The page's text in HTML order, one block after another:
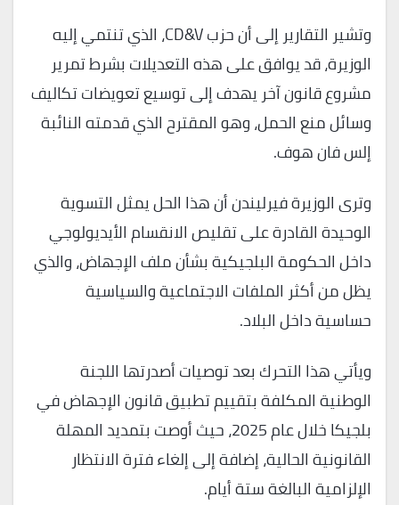
وتشير التقارير إلى أن حزب CD&V، الذي تنتمي إليه
الوزيرة، قد يوافق على هذه التعديلات بشرط تمرير
مشروع قانون آخر يهدف إلى توسيع تعويضات تكاليف
وسائل منع الحمل، وهو المقترح الذي قدمته النائبة
إلس فان هوف.
وترى الوزيرة فيرليندن أن هذا الحل يمثل التسوية
الوحيدة القادرة على تقليص الانقسام الأيديولوجي
داخل الحكومة البلجيكية بشأن ملف الإجهاض، والذي
يظل من أكثر الملفات الاجتماعية والسياسية
حساسية داخل البلاد.
ويأتي هذا التحرك بعد توصيات أصدرتها اللجنة
الوطنية المكلفة بتقييم تطبيق قانون الإجهاض في
بلجيكا خلال عام 2025، حيث أوصت بتمديد المهلة
القانونية الحالية، إضافة إلى إلغاء فترة الانتظار
الإلزامية البالغة ستة أيام.